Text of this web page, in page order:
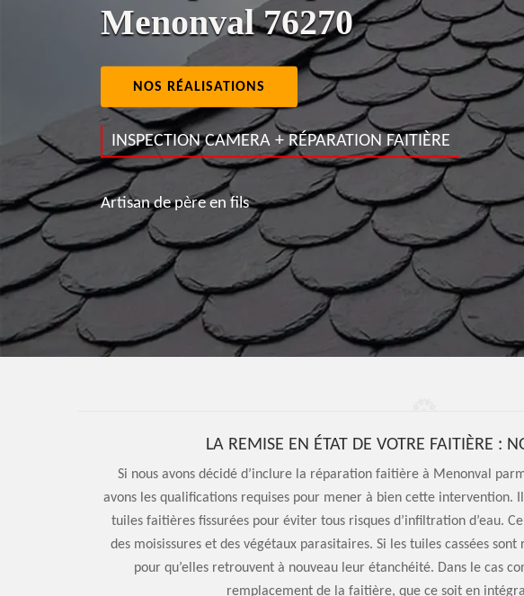
Menonval 76270
NOS RÉALISATIONS
INSPECTION CAMERA + RÉPARATION FAITIÈRE
Artisan de père en fils
LA REMISE EN ÉTAT DE VOTRE FAITIÈRE :
Si nous avons décidé d’inclure la réparation faitière à Menonval
avons les qualifications requises pour mener à bien cette
tuiles faitières fissurées pour éviter tous risques d’infiltration d’eau.
des moisissures et des végétaux parasitaires. Si les tuiles cassées
pour qu’elles retrouvent à nouveau leur étanchéité. Dans le cas
remplacement de la faitière, que ce soit en